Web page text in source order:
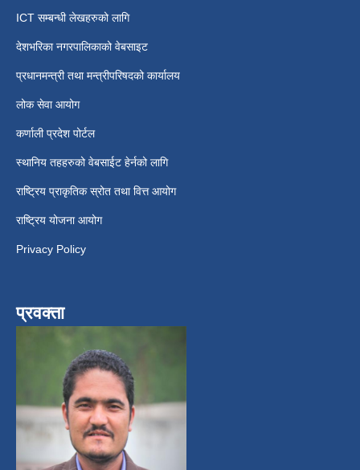
ICT सम्बन्धी लेखहरुको लागि
देशभरिका नगरपालिकाको वेबसाइट
प्रधानमन्त्री तथा मन्त्रीपरिषदको कार्यालय
लोक सेवा आयोग
कर्णाली प्रदेश पोर्टल
स्थानिय तहहरुको वेबसाईट हेर्नको लागि
राष्ट्रिय प्राकृतिक स्रोत तथा वित्त आयोग
राष्ट्रिय योजना आयोग
Privacy Policy
प्रवक्ता